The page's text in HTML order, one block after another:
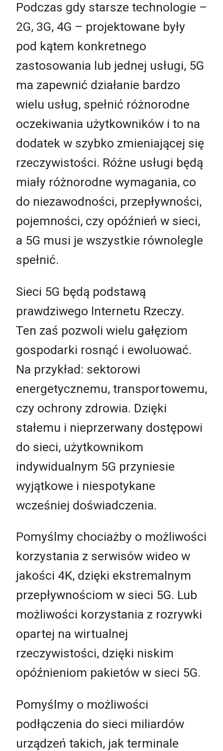
Podczas gdy starsze technologie –
2G, 3G, 4G – projektowane były
pod kątem konkretnego
zastosowania lub jednej usługi, 5G
ma zapewnić działanie bardzo
wielu usług, spełnić różnorodne
oczekiwania użytkowników i to na
dodatek w szybko zmieniającej się
rzeczywistości. Różne usługi będą
miały różnorodne wymagania, co
do niezawodności, przepływności,
pojemności, czy opóźnień w sieci,
a 5G musi je wszystkie równolegle
spełnić.
Sieci 5G będą podstawą
prawdziwego Internetu Rzeczy.
Ten zaś pozwoli wielu gałęziom
gospodarki rosnąć i ewoluować.
Na przykład: sektorowi
energetycznemu, transportowemu,
czy ochrony zdrowia. Dzięki
stałemu i nieprzerwany dostępowi
do sieci, użytkownikom
indywidualnym 5G przyniesie
wyjątkowe i niespotykane
wcześniej doświadczenia.
Pomyślmy chociażby o możliwości
korzystania z serwisów wideo w
jakości 4K, dzięki ekstremalnym
przepływnościom w sieci 5G. Lub
możliwości korzystania z rozrywki
opartej na wirtualnej
rzeczywistości, dzięki niskim
opóźnieniom pakietów w sieci 5G.
Pomyślmy o możliwości
podłączenia do sieci miliardów
urządzeń takich, jak terminale